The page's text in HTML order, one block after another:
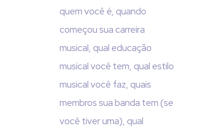
quem você é, quando
começou sua carreira
musical, qual educação
musical você tem, qual estilo
musical você faz, quais
membros sua banda tem (se
você tiver uma), qual